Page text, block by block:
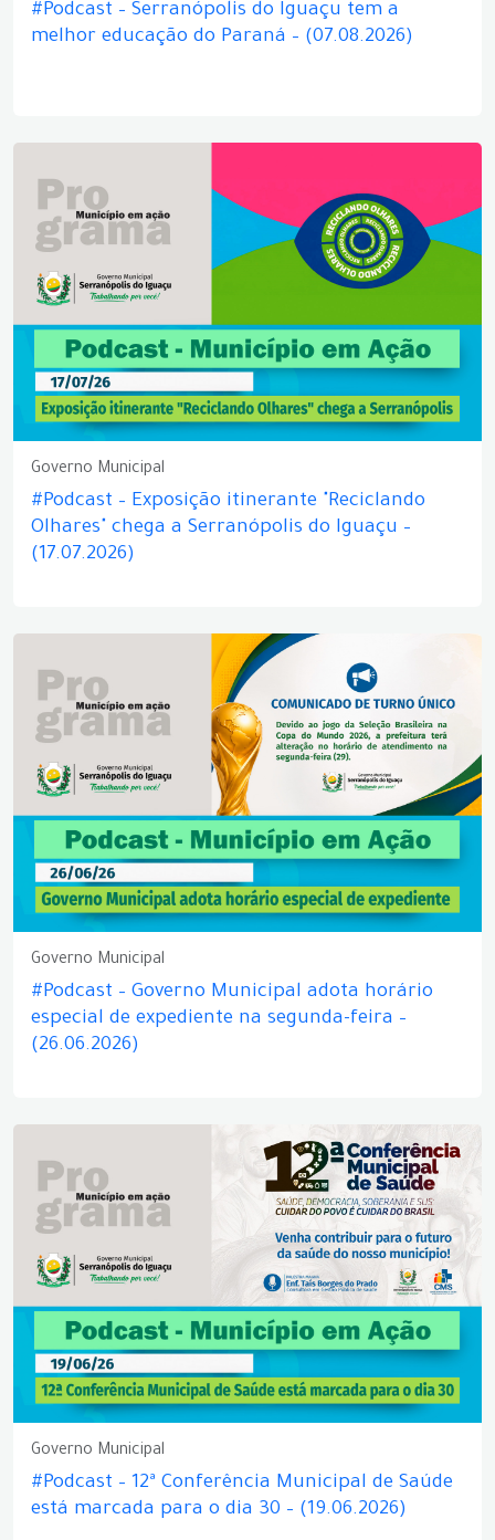
#Podcast – Serranópolis do Iguaçu tem a
melhor educação do Paraná – (07.08.2026)
Governo Municipal
#Podcast – Exposição itinerante "Reciclando
Olhares" chega a Serranópolis do Iguaçu –
(17.07.2026)
Governo Municipal
#Podcast – Governo Municipal adota horário
especial de expediente na segunda-feira –
(26.06.2026)
Governo Municipal
#Podcast – 12ª Conferência Municipal de Saúde
está marcada para o dia 30 – (19.06.2026)